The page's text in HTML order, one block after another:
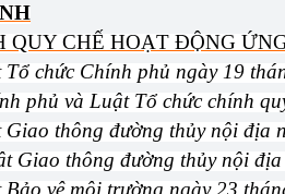
QUY CHẾ HOẠT ĐỘNG
Tổ chức Chính phủ ngày 19
phủ và Luật Tổ chức chính
Giao thông đường thủy nội địa
Giao thông đường thủy nội
Bảo vệ môi trường ngày 23